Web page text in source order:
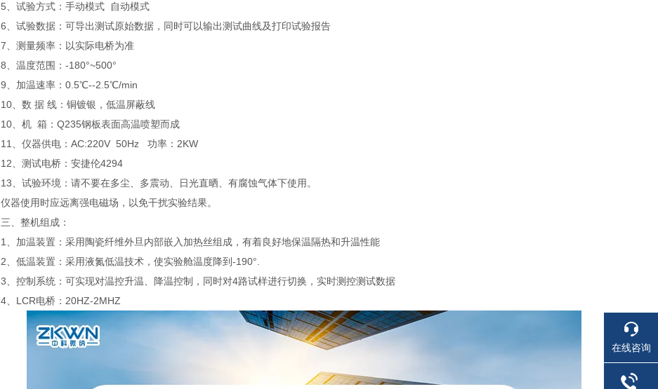
5、试验方式：手动模式 自动模式
6、试验数据：可导出测试原始数据，同时可以输出测试曲线及打印试验报告
7、测量频率：以实际电桥为准
8、温度范围：-180°~500°
9、加温速率：0.5℃--2.5℃/min
10、数 据 线：铜镀银，低温屏蔽线
10、机 箱：Q235钢板表面高温喷塑而成
11、仪器供电：AC:220V 50Hz 功率：2KW
12、测试电桥：安捷伦4294
13、试验环境：请不要在多尘、多震动、日光直晒、有腐蚀气体下使用。
仪器使用时应远离强电磁场，以免干扰实验结果。
三、整机组成：
1、加温装置：采用陶瓷纤维外旦内部嵌入加热丝组成，有着良好地保温隔热和升温性能
2、低温装置：采用液氮低温技术，使实验舱温度降到-190°.
3、控制系统：可实现对温控升温、降温控制，同时对4路试样进行切换，实时测控测试数据
4、LCR电桥：20HZ-2MHZ
在线咨询